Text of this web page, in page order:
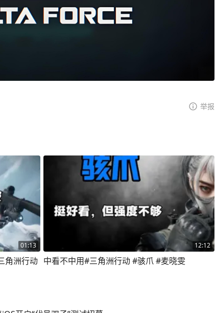
举报
01:13
角洲行动
12:12
中看不中用#三角洲行动 #骇爪 #麦晓雯